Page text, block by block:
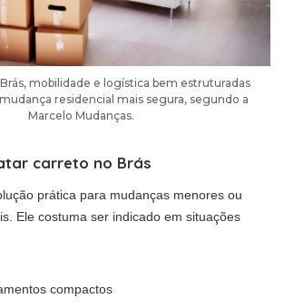
mobilidade e logística bem estruturadas
residencial mais segura, segundo a
Marcelo Mudanças.
carreto no Brás
prática para mudanças menores ou
Ele costuma ser indicado em situações
compactos